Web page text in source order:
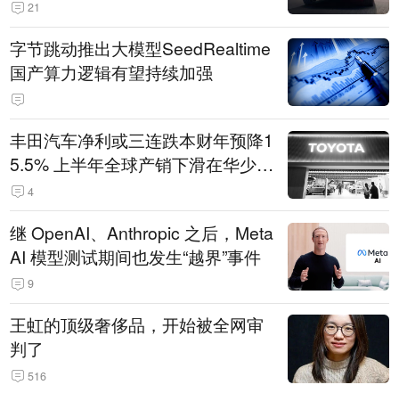
21
字节跳动推出大模型SeedRealtime
国产算力逻辑有望持续加强
丰田汽车净利或三连跌本财年预降1
5.5% 上半年全球产销下滑在华少卖
14.3万辆
4
继 OpenAI、Anthropic 之后，Meta
AI 模型测试期间也发生“越界”事件
9
王虹的顶级奢侈品，开始被全网审
判了
516